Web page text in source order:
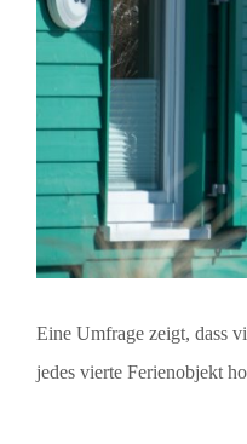
Eine Umfrage zeigt, dass
jedes vierte Ferienobjekt